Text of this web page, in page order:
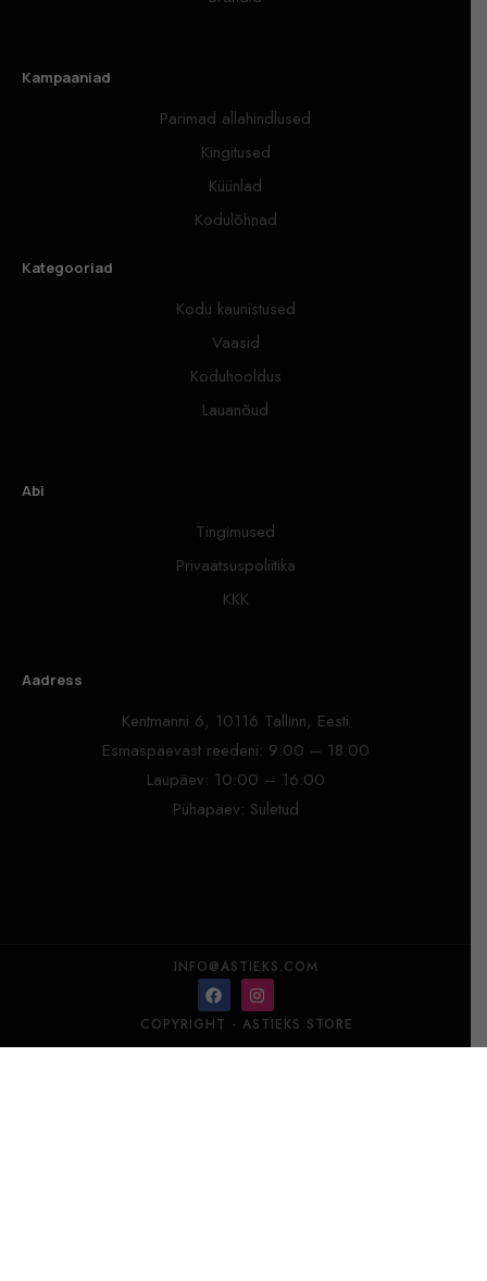
Kampaaniad
Parimad allahindlused
Kingitused
Küünlad
Kodulõhnad
Kategooriad
Kodu kaunistused
Vaasid
Koduhooldus
Lauanõud
Abi
Tingimused
Privaatsuspoliitika
KKK
Aadress
Kentmanni 6, 10116 Tallinn, Eesti
Esmaspäevast reedeni: 9:00 – 18:00
Laupäev: 10:00 – 16:00
Pühapäev: Suletud
INFO@ASTIEKS.COM
COPYRIGHT - ASTIEKS STORE